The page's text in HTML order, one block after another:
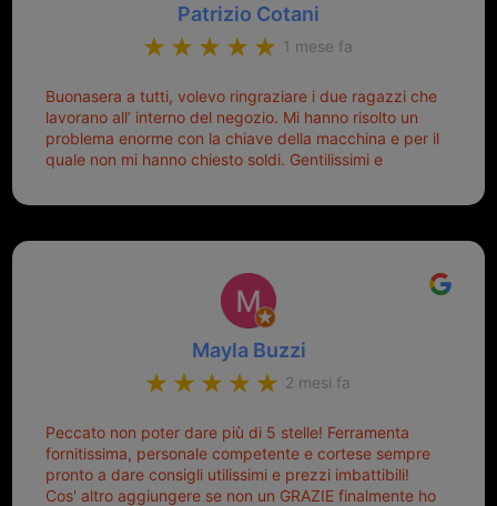
Patrizio Cotani
1 mese fa
Buonasera a tutti, volevo ringraziare i due ragazzi che
lavorano all’ interno del negozio. Mi hanno risolto un
problema enorme con la chiave della macchina e per il
quale non mi hanno chiesto soldi. Gentilissimi e
Sicuramente tornerò qui per qualsiasi altro problema.
Mayla Buzzi
2 mesi fa
Peccato non poter dare più di 5 stelle! Ferramenta
fornitissima, personale competente e cortese sempre
pronto a dare consigli utilissimi e prezzi imbattibili!
Cos' altro aggiungere se non un GRAZIE finalmente ho